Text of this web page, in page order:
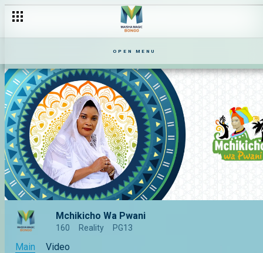
OPEN MENU
Mchikicho Wa Pwani
160 Reality PG13
Main Video